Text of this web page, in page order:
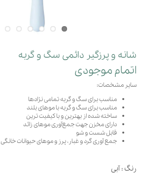
شانه و پرزگیر دائمی سگ و گربه
اتمام موجودی
سایر مشخصات:
مناسب برای سگ و گربه تمامی نژادها
مناسب برای سگ و گربه با موهای بلند
ساخته شده از بهترین و با کیفیت ترین
دارای مخزن جهت جمع‌آوری موهای زائد
قابل شست و شو
جمع آوری گرد و غبار، پرز و موهای حیوانات خانگی
رنگ : آبی